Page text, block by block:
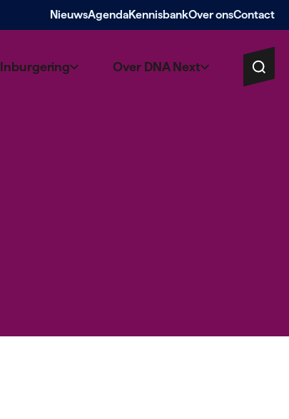
NieuwsAgendaKennisbankOver onsContact
Inburgering Over DNA Next